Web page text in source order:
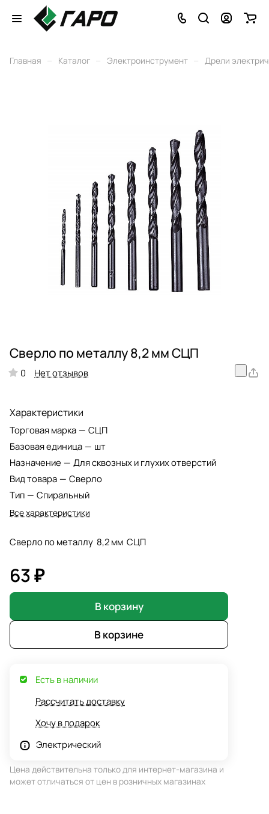
Главная – Каталог – Электроинструмент – Дрели
Сверло по металлу 8,2 мм СЦП
0 Нет отзывов
Характеристики
Торговая марка — СЦП
Базовая единица — шт
Назначение — Для сквозных и глухих отверстий
Вид товара — Сверло
Тип — Спиральный
Все характеристики
Сверло по металлу 8,2 мм СЦП
63 ₽
В корзину
В корзине
Есть в наличии
Рассчитать доставку
Хочу в подарок
Электрический
Цена действительна только для интернет-магазина и
может отличаться от цен в розничных магазинах